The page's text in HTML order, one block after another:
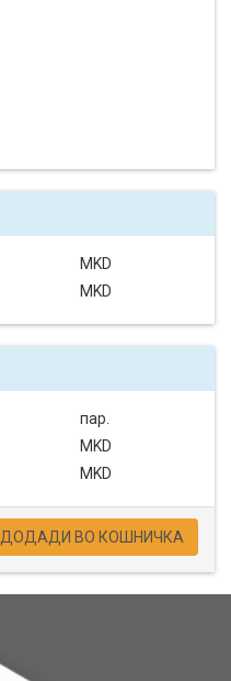
MKD
MKD
пар.
MKD
MKD
ДОДАДИ ВО КОШНИЧКА